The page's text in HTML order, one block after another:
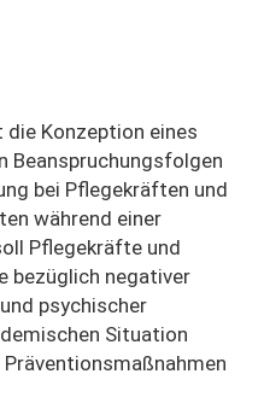
die Konzeption eines
Beanspruchungsfolgen
bei Pflegekräften und
während einer
Pflegekräfte und
bezüglich negativer
psychischer
Situation